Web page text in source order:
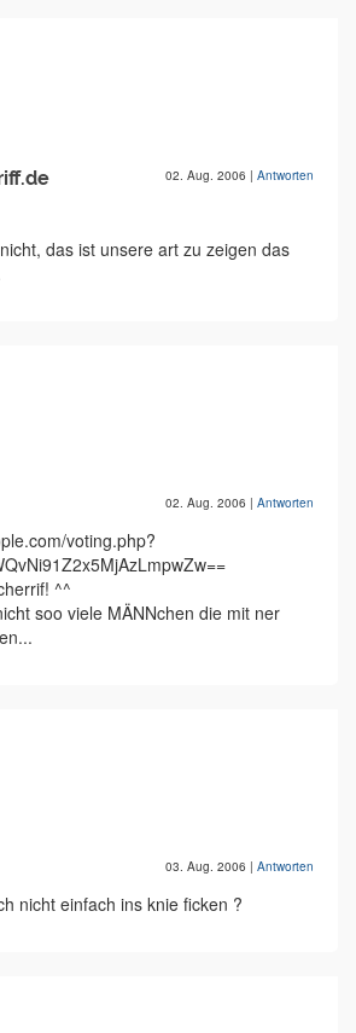
02. Aug. 2006 | Antworten
das ist unsere art zu zeigen das
02. Aug. 2006 | Antworten
voting.php?
^^
soo viele MÄNNchen die mit ner
03. Aug. 2006 | Antworten
nicht einfach ins knie ficken ?